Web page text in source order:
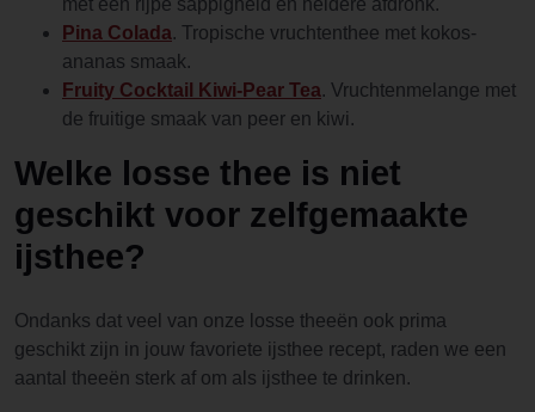
Pina Colada. Tropische vruchtenthee met kokos-
ananas smaak.
Fruity Cocktail Kiwi-Pear Tea. Vruchtenmelange met
de fruitige smaak van peer en kiwi.
Welke losse thee is niet
geschikt voor zelfgemaakte
ijsthee?
Ondanks dat veel van onze losse theeën ook prima
geschikt zijn in jouw favoriete ijsthee recept, raden we een
aantal theeën sterk af om als ijsthee te drinken.